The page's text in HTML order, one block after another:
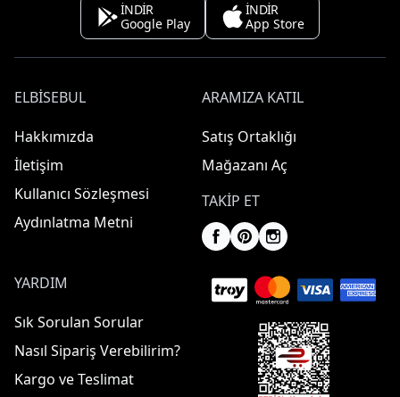
İNDİR
Google Play
İNDİR
App Store
ELBISEBUL
Hakkımızda
İletişim
Kullanıcı Sözleşmesi
Aydınlatma Metni
ARAMIZA KATIL
Satış Ortaklığı
Mağazanı Aç
TAKIP ET
YARDIM
Sık Sorulan Sorular
Nasıl Sipariş Verebilirim?
Kargo ve Teslimat